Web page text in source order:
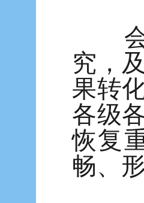
会
究，
果转
各级
恢复
畅、